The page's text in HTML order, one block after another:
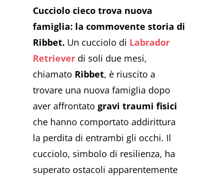
Cucciolo cieco trova nuova
famiglia: la commovente storia di
Ribbet. Un cucciolo di Labrador
Retriever di soli due mesi,
chiamato Ribbet, è riuscito a
trovare una nuova famiglia dopo
aver affrontatogravi traumi fisici
che hanno comportato addirittura
la perdita di entrambi gli occhi. Il
cucciolo, simbolo di resilienza, ha
superato ostacoli apparentemente